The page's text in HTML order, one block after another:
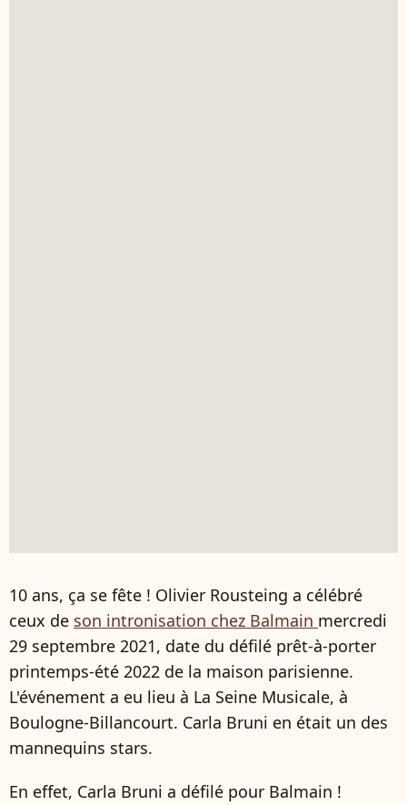
10 ans, ça se fête ! Olivier Rousteing a célébré
ceux de son intronisation chez Balmain mercredi
29 septembre 2021, date du défilé prêt-à-porter
printemps-été 2022 de la maison parisienne.
L'événement a eu lieu à La Seine Musicale, à
Boulogne-Billancourt. Carla Bruni en était un des
mannequins stars.
En effet, Carla Bruni a défilé pour Balmain !